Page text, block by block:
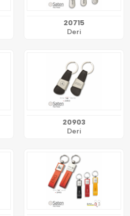
20715
Deri
20903
Deri